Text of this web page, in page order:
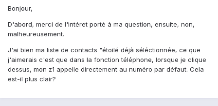
Bonjour,
D'abord, merci de l'intéret porté à ma question, ensuite, non,
malheureusement.
J'ai bien ma liste de contacts "étoilé déjà séléctionnée, ce que
j'aimerais c'est que dans la fonction téléphone, lorsque je clique
dessus, mon z1 appelle directement au numéro par défaut. Cela
est-il plus clair?